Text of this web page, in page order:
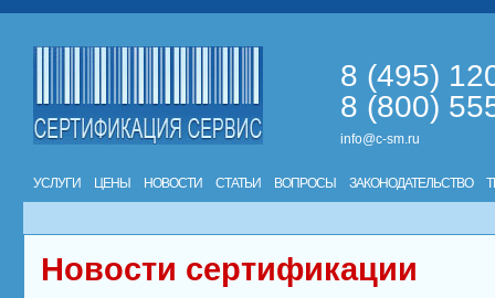
8 (495)
8 (800)
info@c-sm.ru
УСЛУГИ ЦЕНЫ НОВОСТИ СТАТЬИ ВОПРОСЫ ЗАКОНОДАТЕЛЬСТВО
Новости сертификации